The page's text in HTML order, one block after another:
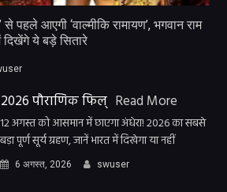
से पहले आएगी ‘वाल्मीकि रामायण’, भगवान राम
ये बड़े सितारे
2026 पौराणिक फिल् Read More
12 अगस्त को आसमान में छाएगा अंधेरा! 2026 का सबसे
बड़ा पूर्ण सूर्य ग्रहण, जानें भारत में दिखेगा या नहीं
6 अगस्त, 2026 swuser